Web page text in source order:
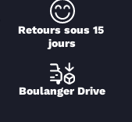
Retours sous 15
jours
Boulanger Drive